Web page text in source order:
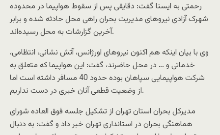
رحمتی به ایسنا گفت: دقایقی پس از سقوط هواپیما در محدوده
شهرک آزادی نیروهای مدیریت بحران راهی محل حادثه شده و برابر
آخرین گزارشات به محل رسیده‌اند.
وی با بیان اینکه هم اکنون نیروهای اورژانس، آتش نشانی، انتظامی،
خدماتی و … در محل حاضرند، گفت: این هواپیما که متعلق به
شرکت هواپیمایی سپاهان بوده حدود 40 مسافر داشته است اما
از وضعیت قطعی آنان خبری در دست نداریم.
مدیرکل بحران استان تهران از تشکیل جلسه فوق العاده شورای
هماهنگی بحران در استانداری تهران خبر داد و گفت: به دنبال